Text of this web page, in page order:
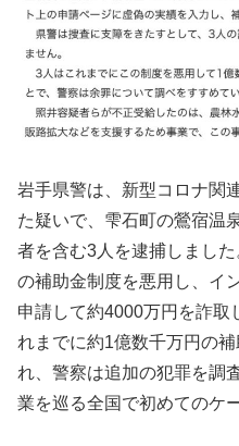
岩手県警は、新型コロナ関
た疑いで、雫石町の鶯宿温
者を含む3人を逮捕しまし
の補助金制度を悪用し、イ
申請して約4000万円を詐取
れまでに約1億数千万円の
れ、警察は追加の犯罪を調
業を巡る全国で初めてのケ